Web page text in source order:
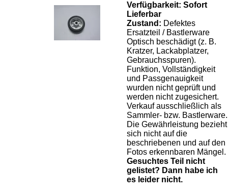
Verfügbarkeit: Sofort
Lieferbar
Zustand: Defektes
Ersatzteil / Bastlerware
Optisch beschädigt (z. B.
Kratzer, Lackabplatzer,
Gebrauchsspuren).
Funktion, Vollständigkeit
und Passgenauigkeit
wurden nicht geprüft und
werden nicht zugesichert.
Verkauf ausschließlich als
Sammler- bzw. Bastlerware.
Die Gewährleistung bezieht
sich nicht auf die
beschriebenen und auf den
Fotos erkennbaren Mängel.
Gesuchtes Teil nicht
gelistet? Dann habe ich
es leider nicht.